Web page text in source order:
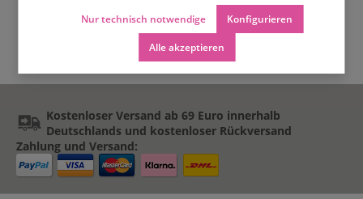
Kostenloser Versand ab 69 Euro innerhalb
Deutschlands und kostenloser Rückversand
Zahlung und Versand:
Nur technisch notwendige Konfigurieren
Alle akzeptieren